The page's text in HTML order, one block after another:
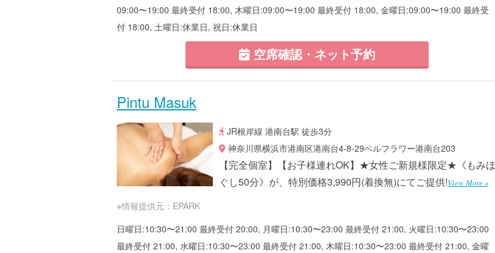
09:00〜19:00 最終受付 18:00, 木曜日:09:00〜19:00 最終受付 18:00, 金曜日:09:00〜19:00 最終受
付 18:00, 土曜日:休業日, 祝日:休業日
空席確認・ネット予約
Pintu Masuk
JR根岸線 港南台駅 徒歩3分
神奈川県横浜市港南区港南台4-8-29ベルフラワー港南台203
【完全個室】【お子様連れOK】★女性ご新規様限定★《もみほ
ぐし50分》が、特別価格3,990円(着換無)にてご提供!View More »
※情報提供元：EPARK
日曜日:10:30〜21:00 最終受付 20:00, 月曜日:10:30〜23:00 最終受付 21:00, 火曜日:10:30〜23:00
最終受付 21:00, 水曜日:10:30〜23:00 最終受付 21:00, 木曜日:10:30〜23:00 最終受付 21:00, 金曜